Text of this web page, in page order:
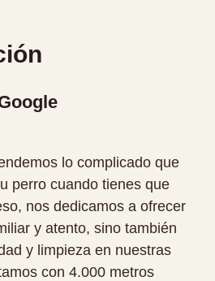
lo complicado que
perro cuando tienes que
nos dedicamos a ofrecer
y atento, sino también
y limpieza en nuestras
con 4.000 metros